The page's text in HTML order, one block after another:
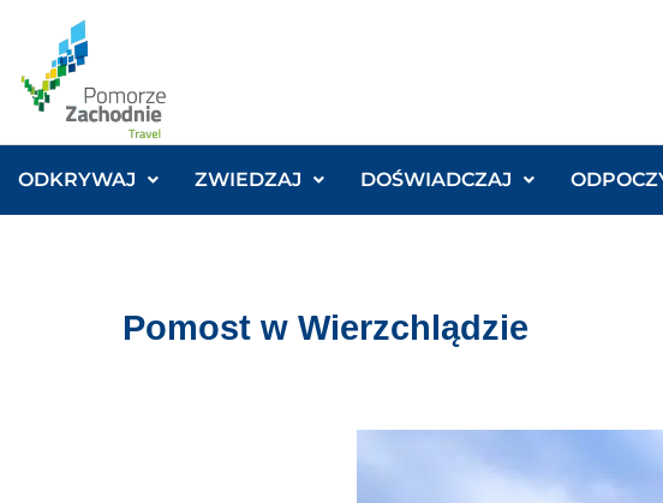
ODKRYWAJ ZWIEDZAJ DOŚWIADCZAJ
Pomost w Wierzchlądzie